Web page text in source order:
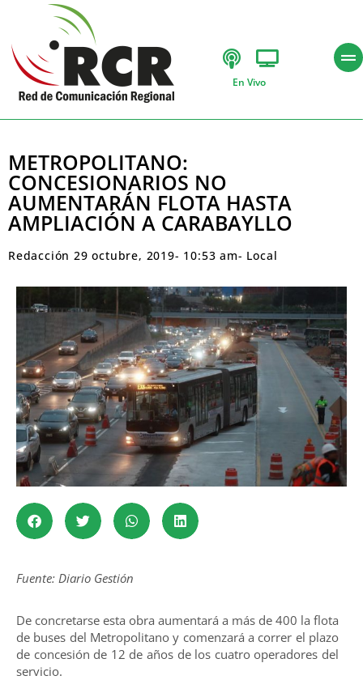
En Vivo
METROPOLITANO:
CONCESIONARIOS NO
AUMENTARÁN FLOTA HASTA
AMPLIACIÓN A CARABAYLLO
Redacción 29 octubre, 2019- 10:53 am- Local
Fuente: Diario Gestión
De concretarse esta obra aumentará a más de 400 la flota
de buses del Metropolitano y comenzará a correr el plazo
de concesión de 12 de años de los cuatro operadores del
servicio.